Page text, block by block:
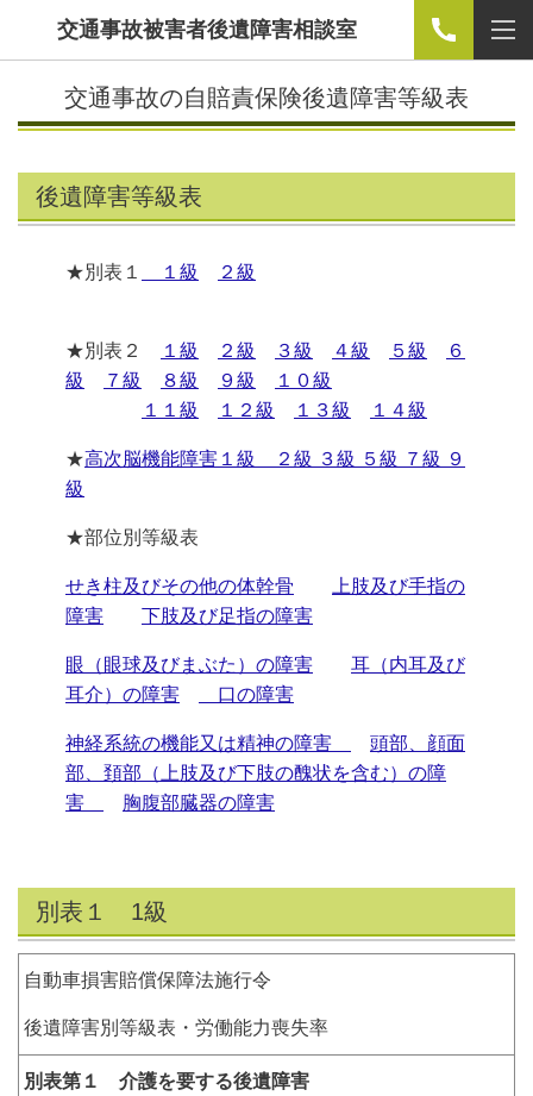
交通事故被害者後遺障害相談室
交通事故の自賠責保険後遺障害等級表
後遺障害等級表
★別表１ １級 ２級
★別表２ １級 ２級 ３級 ４級 ５級
６
級
７級 ８級 ９級
１０級
１１級
１２級 １３級 １４級
★高次脳機能障害１級 ２級 ３級 ５級 ７級 ９
級
★部位別等級表
せき柱及びその他の体幹骨
上肢及び手指の
障害
下肢及び足指の障害
眼（眼球及びまぶた）の障害
耳（内耳及び
耳介）の障害
口の障害
神経系統の機能又は精神の障害
頭部、顔面
部、頚部（上肢及び下肢の醜状を含む）の障
害
胸腹部臓器の障害
別表１ 1級
自動車損害賠償保障法施行令
後遺障害別等級表・労働能力喪失率
別表第１ 介護を要する後遺障害